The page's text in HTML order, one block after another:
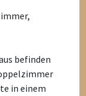
befinden
in einem